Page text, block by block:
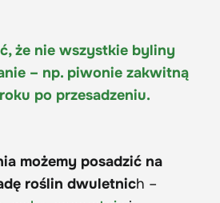
że nie wszystkie byliny
– np. piwonie zakwitną
po przesadzeniu.
możemy posadzić na
roślin dwuletnich –